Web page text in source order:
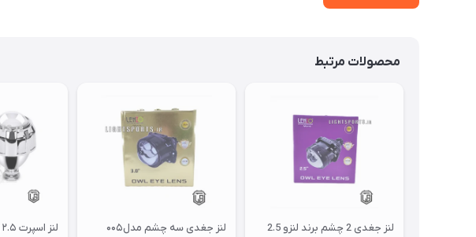
محصولات مرتبط
لنز جغدی 2 چشم برند لنزو 2.5
لنز جغدی سه چشم مدل۰۰۵